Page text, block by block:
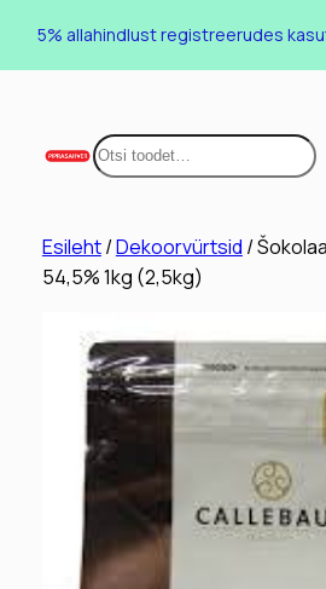
Otsi
Esileht/Dekoorvürtsid /
54,5% 1kg (2,5kg)
5% allahindlust registreerudes